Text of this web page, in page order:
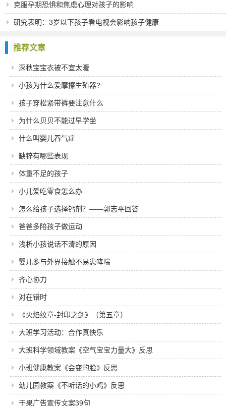
克服孕期恐惧和焦虑心理对孩子的影响
研究表明：3岁以下孩子看电视会影响孩子健康
推荐文章
深秋宝宝衣被不宜太暖
小孩为什么爱摩擦生殖器?
孩子穿松紧带裤要注意什么
为什么贝贝不能过早学坐
什么叫婴儿吞气症
缺锌有哪些表现
体重不足的孩子
小儿爱吃零食怎么办
怎么给孩子选择钙剂？――郭志平回答
爸爸多陪孩子做运动
浅析小孩说话不清的原因
婴儿多与外界接触不易患哮喘
齐心协力
对在错时
《火焰纹章-封印之剑》（第五章）
大班学习活动：合作真快乐
大班科学领域教案《空气宝宝力量大》反思
小班健康教案《会变的脸》反思
幼儿园教案《不听话的小鸡》反思
干果广告宣传文案39句